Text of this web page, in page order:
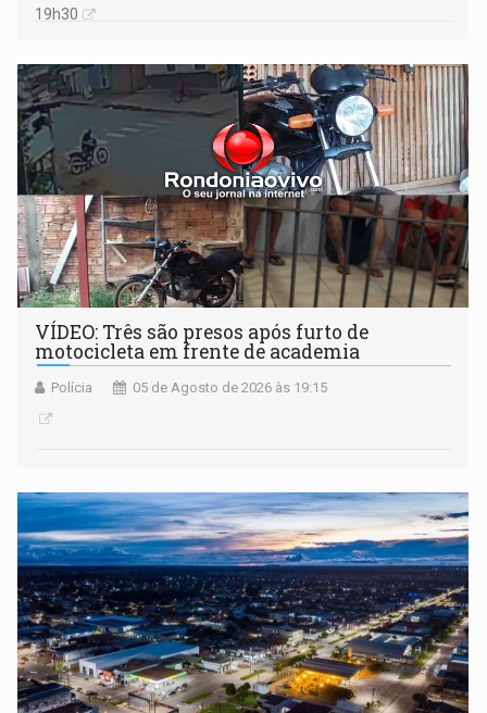
19h30
VÍDEO: Três são presos após furto de
motocicleta em frente de academia
Polícia 05 de Agosto de 2026 às 19:15